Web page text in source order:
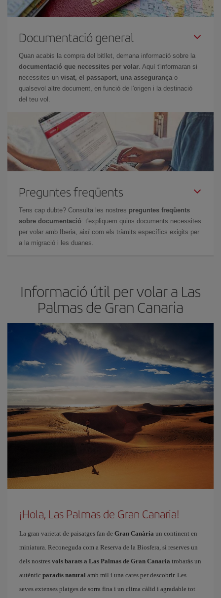
Documentació general
Quan acabis la compra del bitllet, demana informació sobre la
documentació que necessites per volar. Aquí t'informaran si
necessites un visat, el passaport, una assegurança o
qualsevol altre document, en funció de l'origen i la destinació
del teu vol.
Preguntes freqüents
Tens cap dubte? Consulta les nostres preguntes freqüents
sobre documentació: t'expliquem quins documents necessites
per volar amb Iberia, així com els tràmits específics exigits per
a la migració i les duanes.
Informació útil per volar a Las
Palmas de Gran Canaria
¡Hola, Las Palmas de Gran Canaria!
La gran varietat de paisatges fan de Gran Canària un continent en
miniatura. Reconeguda com a Reserva de la Biosfera, si reserves un
dels nostres vols barats a Las Palmas de Gran Canaria trobaràs un
autèntic paradís natural amb mil i una cares per descobrir. Les
seves extenses platges de sorra fina i un clima càlid i agradable tot